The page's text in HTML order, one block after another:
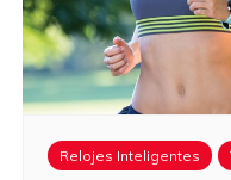
Relojes Inteligentes